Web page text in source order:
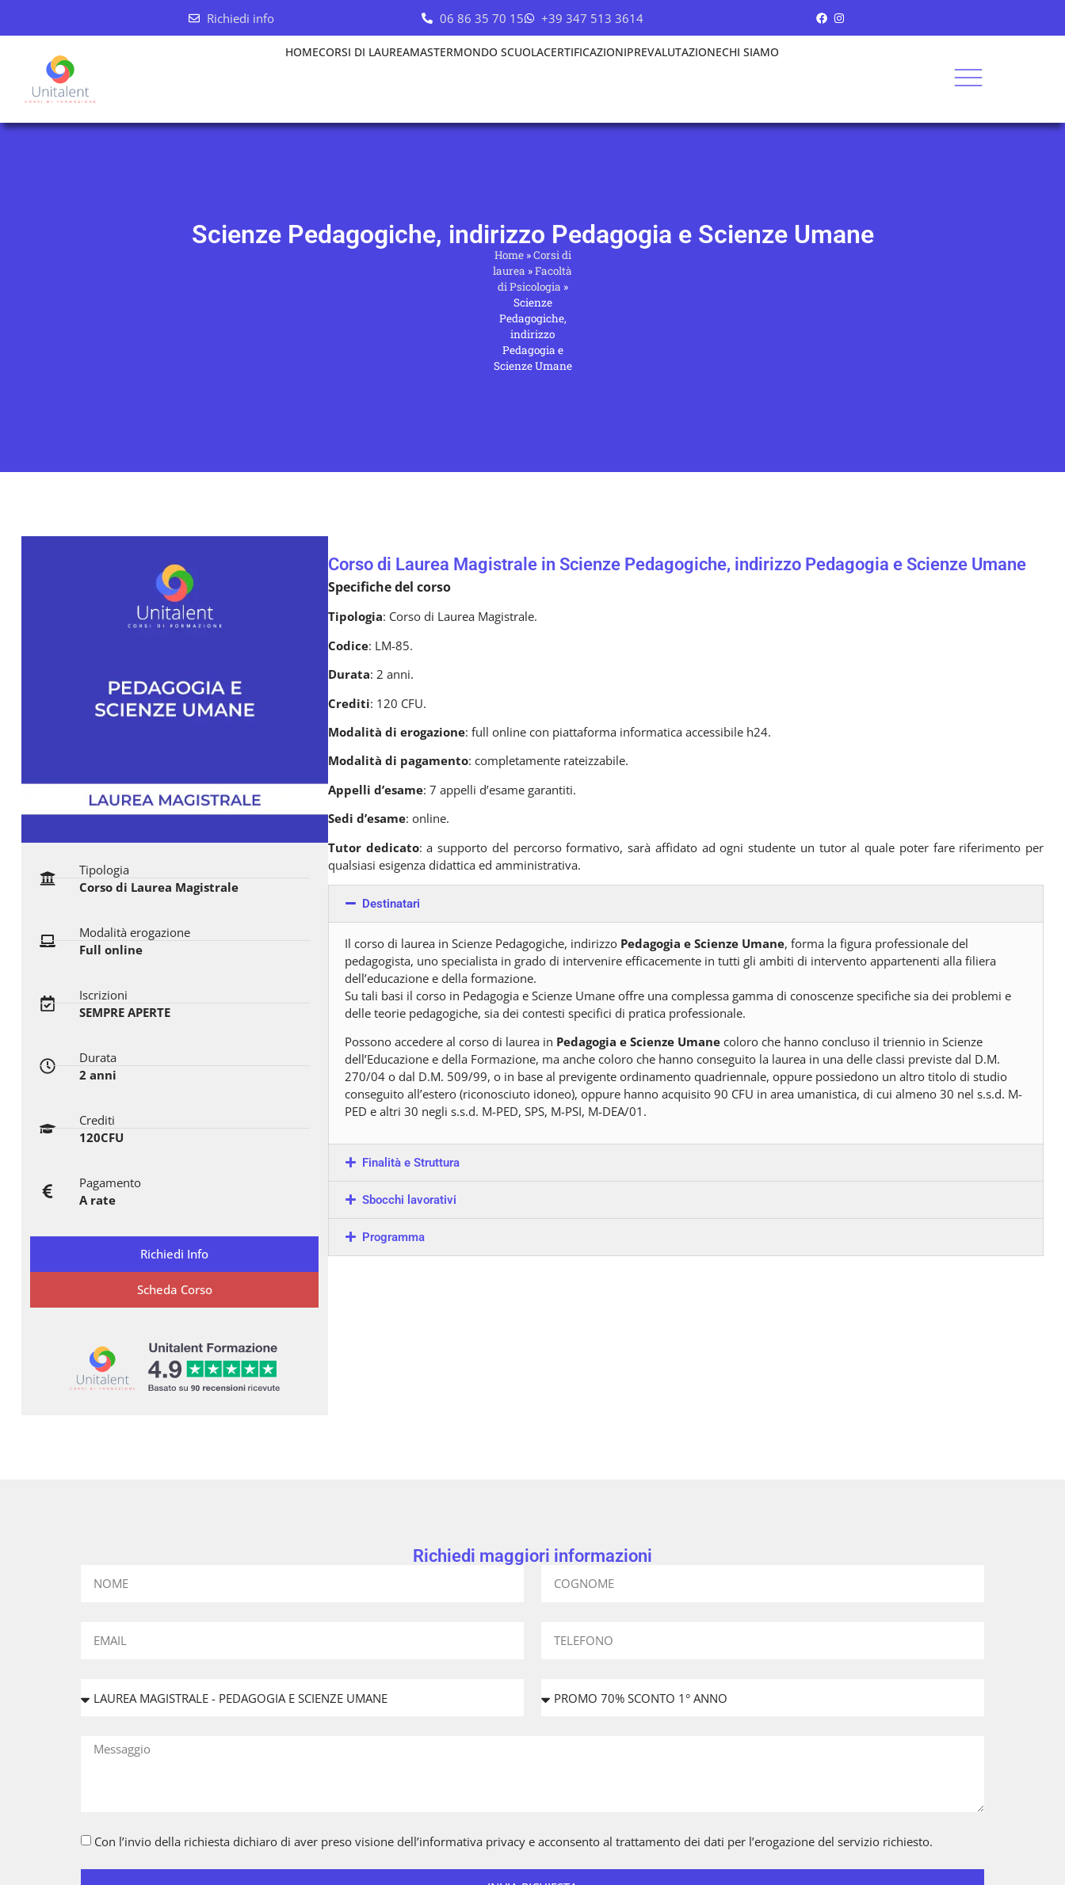
Richiedi info 06 86 35 70 15 +39 347 513 3614
HOMECORSI DI LAUREAMASTERMONDO SCUOLACERTIFICAZIONIPREVALUTAZIONECHI SIAMO
Scienze Pedagogiche, indirizzo Pedagogia e Scienze Umane
Home»Corsi di
laurea »Facoltà
di Psicologia »
Scienze
Pedagogiche,
indirizzo
Pedagogia e
Scienze Umane
Tipologia
Corso di Laurea Magistrale
Modalità erogazione
Full online
Iscrizioni
SEMPRE APERTE
Durata
2 anni
Crediti
120CFU
Pagamento
A rate
Richiedi Info
Scheda Corso
Corso di Laurea Magistrale in Scienze Pedagogiche, indirizzo Pedagogia e Scienze Umane
Specifiche del corso
Tipologia: Corso di Laurea Magistrale.
Codice: LM-85.
Durata: 2 anni.
Crediti: 120 CFU.
Modalità di erogazione: full online con piattaforma informatica accessibile h24.
Modalità di pagamento: completamente rateizzabile.
Appelli d’esame: 7 appelli d’esame garantiti.
Sedi d’esame: online.
Tutor dedicato: a supporto del percorso formativo, sarà affidato ad ogni studente un tutor al quale poter fare riferimento per
qualsiasi esigenza didattica ed amministrativa.
Destinatari
Il corso di laurea in Scienze Pedagogiche, indirizzo Pedagogia e Scienze Umane, forma la figura professionale del
pedagogista, uno specialista in grado di intervenire efficacemente in tutti gli ambiti di intervento appartenenti alla filiera
dell’educazione e della formazione.
Su tali basi il corso in Pedagogia e Scienze Umane offre una complessa gamma di conoscenze specifiche sia dei problemi e
delle teorie pedagogiche, sia dei contesti specifici di pratica professionale.
Possono accedere al corso di laurea in Pedagogia e Scienze Umanecoloro che hanno concluso il triennio in Scienze
dell’Educazione e della Formazione, ma anche coloro che hanno conseguito la laurea in una delle classi previste dal D.M.
270/04 o dal D.M. 509/99, o in base al previgente ordinamento quadriennale, oppure possiedono un altro titolo di studio
conseguito all’estero (riconosciuto idoneo), oppure hanno acquisito 90 CFU in area umanistica, di cui almeno 30 nel s.s.d. M-
PED e altri 30 negli s.s.d. M-PED, SPS, M-PSI, M-DEA/01.
Finalità e Struttura
Sbocchi lavorativi
Programma
Richiedi maggiori informazioni
Con l’invio della richiesta dichiaro di aver preso visione dell’informativa privacy e acconsento al trattamento dei dati per l’erogazione del servizio richiesto.